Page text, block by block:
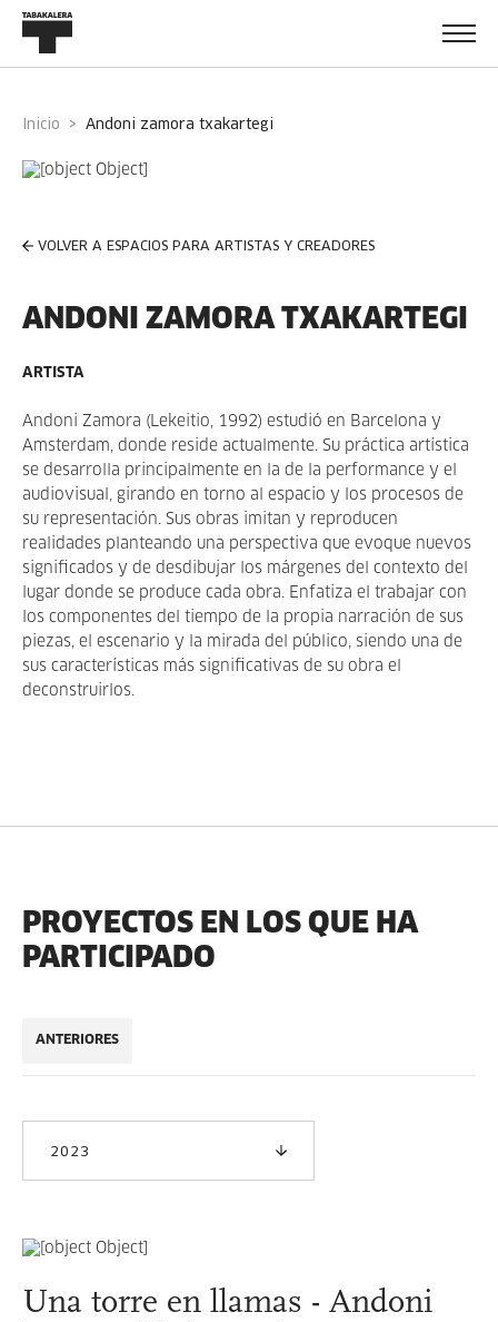
Inicio andoni zamora txakartegi
VOLVER A ESPACIOS PARA ARTISTAS Y CREADORES
ANDONI ZAMORA TXAKARTEGI
ARTISTA
Andoni Zamora (Lekeitio, 1992) estudió en Barcelona y
Amsterdam, donde reside actualmente. Su práctica artística
se desarrolla principalmente en la de la performance y el
audiovisual, girando en torno al espacio y los procesos de
su representación. Sus obras imitan y reproducen
realidades planteando una perspectiva que evoque nuevos
significados y de desdibujar los márgenes del contexto del
lugar donde se produce cada obra. Enfatiza el trabajar con
los componentes del tiempo de la propia narración de sus
piezas, el escenario y la mirada del público, siendo una de
sus características más significativas de su obra el
deconstruirlos.
PROYECTOS EN LOS QUE HA
PARTICIPADO
ANTERIORES
2023
Una torre en llamas - Andoni